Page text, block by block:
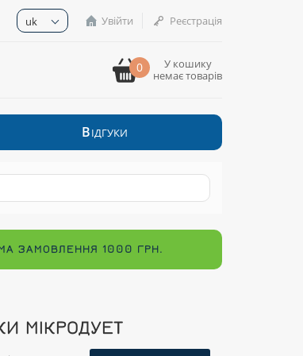
uk Увійти Реєстрація
0
У кошику
немає товарів
ВІДГУКИ
ЗАМОВЛЕННЯ 1000 ГРН.
МІКРОДУЕТ